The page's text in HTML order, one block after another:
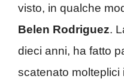
visto, in qualche
Belen Rodriguez.
dieci anni, ha fatto
scatenato molteplici